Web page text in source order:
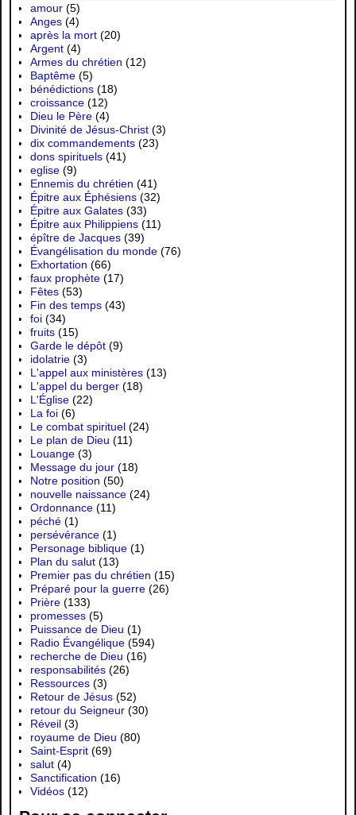
amour (5)
Anges (4)
après la mort (20)
Argent (4)
Armes du chrétien (12)
Baptême (5)
bénédictions (18)
croissance (12)
Dieu le Père (4)
Divinité de Jésus-Christ (3)
dix commandements (23)
dons spirituels (41)
eglise (9)
Ennemis du chrétien (41)
Épitre aux Éphésiens (32)
Épitre aux Galates (33)
Épitre aux Philippiens (11)
épître de Jacques (39)
Évangélisation du monde (76)
Exhortation (66)
faux prophète (17)
Fêtes (53)
Fin des temps (43)
foi (34)
fruits (15)
Garde le dépôt (9)
idolatrie (3)
L'appel aux ministères (13)
L'appel du berger (18)
L'Église (22)
La foi (6)
Le combat spirituel (24)
Le plan de Dieu (11)
Louange (3)
Message du jour (18)
Notre position (50)
nouvelle naissance (24)
Ordonnance (11)
péché (1)
persévérance (1)
Personage biblique (1)
Plan du salut (13)
Premier pas du chrétien (15)
Préparé pour la guerre (26)
Prière (133)
promesses (5)
Puissance de Dieu (1)
Radio Évangélique (594)
recherche de Dieu (16)
responsabilités (26)
Ressources (3)
Retour de Jésus (52)
retour du Seigneur (30)
Réveil (3)
royaume de Dieu (80)
Saint-Esprit (69)
salut (4)
Sanctification (16)
Vidéos (12)